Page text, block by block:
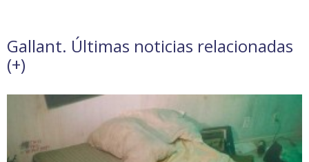
Gallant. Últimas noticias relacionadas
(+)